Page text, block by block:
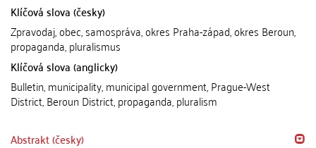
Klíčová slova (česky)
Zpravodaj, obec, samospráva, okres Praha-západ, okres Beroun,
propaganda, pluralismus
Klíčová slova (anglicky)
Bulletin, municipality, municipal government, Prague-West
District, Beroun District, propaganda, pluralism
Abstrakt (česky)